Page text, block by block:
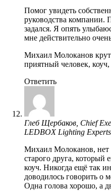
Помог увидеть
руководства компании.
задался. Я опять
мне действительно
Михаил Молоканов
приятный человек,
Ответить
Глеб Щербаков, Chief
LEDBOX Lighting
Михаил Молоканов, нет
старого друга,
коуч. Никогда ещё так
доводилось говорить о
Одна голова хорошо, а